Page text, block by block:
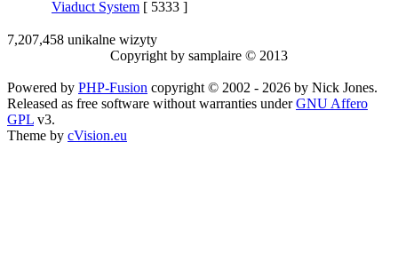
Viaduct System [ 5333 ]
7,207,458 unikalne wizyty
Copyright by samplaire © 2013
Powered by PHP-Fusion copyright © 2002 - 2026 by Nick Jones.
Released as free software without warranties underGNU Affero
GPL v3.
Theme by cVision.eu